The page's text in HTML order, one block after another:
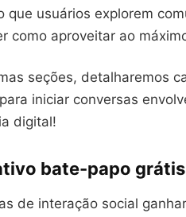
que usuários explorem
como aproveitar ao
seções, detalharemos
iniciar conversas
digital!
bate-papo
de interação social